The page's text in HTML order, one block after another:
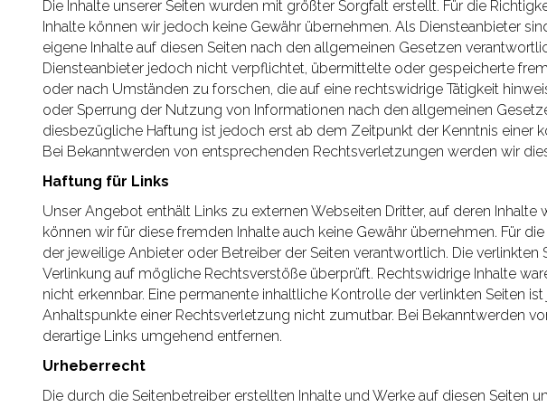
Die Inhalte unserer Seiten wurden mit größter Sorgfalt erstellt. Für die
Inhalte können wir jedoch keine Gewähr übernehmen. Als Diensteanbieter
eigene Inhalte auf diesen Seiten nach den allgemeinen Gesetzen
Diensteanbieter jedoch nicht verpflichtet, übermittelte oder gespeicherte
oder nach Umständen zu forschen, die auf eine rechtswidrige Tätigkeit
oder Sperrung der Nutzung von Informationen nach den allgemeinen
diesbezügliche Haftung ist jedoch erst ab dem Zeitpunkt der Kenntnis einer
Bei Bekanntwerden von entsprechenden Rechtsverletzungen werden wir
Haftung für Links
Unser Angebot enthält Links zu externen Webseiten Dritter, auf deren Inhalte
können wir für diese fremden Inhalte auch keine Gewähr übernehmen. Für
der jeweilige Anbieter oder Betreiber der Seiten verantwortlich. Die
Verlinkung auf mögliche Rechtsverstöße überprüft. Rechtswidrige Inhalte
nicht erkennbar. Eine permanente inhaltliche Kontrolle der verlinkten Seiten
Anhaltspunkte einer Rechtsverletzung nicht zumutbar. Bei Bekanntwerden
derartige Links umgehend entfernen.
Urheberrecht
Die durch die Seitenbetreiber erstellten Inhalte und Werke auf diesen Seiten